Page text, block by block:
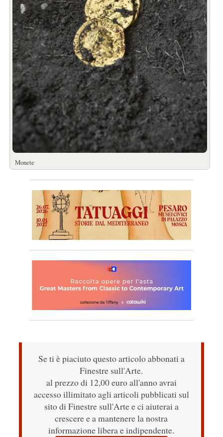
Monete
Se ti è piaciuto questo articolo abbonati a
Finestre sull'Arte.
al prezzo di 12,00 euro all'anno avrai
accesso illimitato agli articoli pubblicati sul
sito di Finestre sull'Arte e ci aiuterai a
crescere e a mantenere la nostra
informazione libera e indipendente.